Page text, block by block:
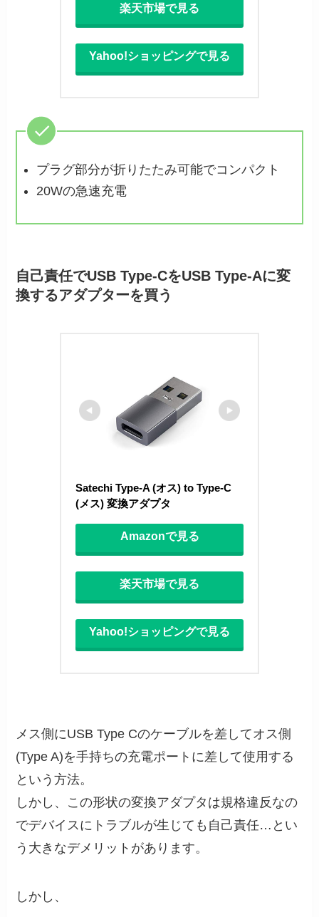
楽天市場で見る
Yahoo!ショッピングで見る
プラグ部分が折りたたみ可能でコンパクト
20Wの急速充電
自己責任でUSB Type-CをUSB Type-Aに変
換するアダプターを買う
Satechi Type-A (オス) to Type-C
(メス) 変換アダプタ
Amazonで見る
楽天市場で見る
Yahoo!ショッピングで見る
メス側にUSB Type Cのケーブルを差してオス側
(Type A)を手持ちの充電ポートに差して使用する
という方法。
しかし、この形状の変換アダプタは規格違反 なの
でデバイスにトラブルが生じても自己責任…とい
う大きなデメリットがあります。
しかし、